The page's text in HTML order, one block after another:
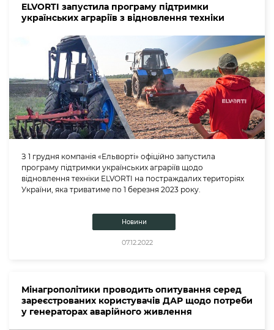
ELVORTI запустила програму підтримки
українських аграріїв з відновлення техніки
З 1 грудня компанія «Ельворті» офіційно запустила
програму підтримки українських аграріїв щодо
відновлення техніки ELVORTI на постраждалих територіях
України, яка триватиме по 1 березня 2023 року.
Новини
07.12.2022
Мінагрополітики проводить опитування серед
зареєстрованих користувачів ДАР щодо потреби
у генераторах аварійного живлення